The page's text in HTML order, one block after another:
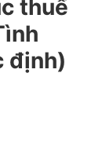
thuế
định)